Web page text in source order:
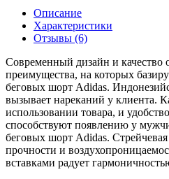
Описание
Характеристики
Отзывы (6)
Современный дизайн и качество
преимущества, на которых
беговых шорт Adidas.
вызывает нареканий у клиента.
использовании товара, и
способствуют появлению у
беговых шорт Adidas.
прочности и
вставками радует